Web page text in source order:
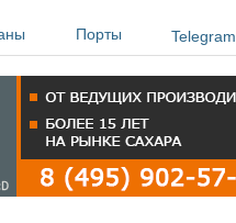
Порты Telegram